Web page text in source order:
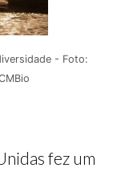
- Foto:
fez um